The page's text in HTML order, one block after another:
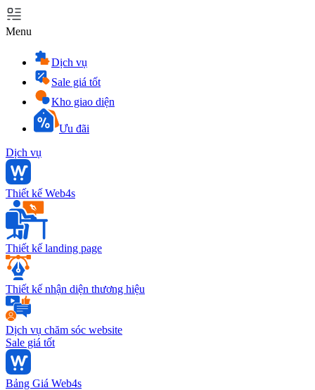
Menu
Dịch vụ
Sale giá tốt
Kho giao diện
Ưu đãi
Dịch vụ
Thiết kế Web4s
Thiết kế landing page
Thiết kế nhận diện thương hiệu
Dịch vụ chăm sóc website
Sale giá tốt
Bảng Giá Web4s